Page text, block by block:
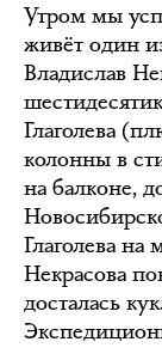
Утром мы
живёт один
Владислав
Глаголева
колонны в
на балконе,
Глаголева на
Некрасова
досталась